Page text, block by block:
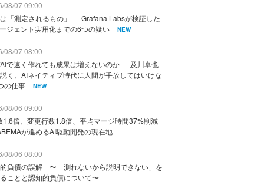
08/07 09:00
「測定されるもの」──Grafana Labsが検証した
ジェント実用化までの6つの疑い
NEW
08/07 08:00
で速く作れても成果は増えないのか──及川卓也
く、AIネイティブ時代に人間が手放してはいけな
の仕事
NEW
08/06 09:00
1.6倍、変更行数1.8倍、平均マージ時間37%削減
が進めるAI駆動開発の現在地
08/06 08:00
負債の誤解 〜「測れないから説明できない」を
ことと認知的負債について〜